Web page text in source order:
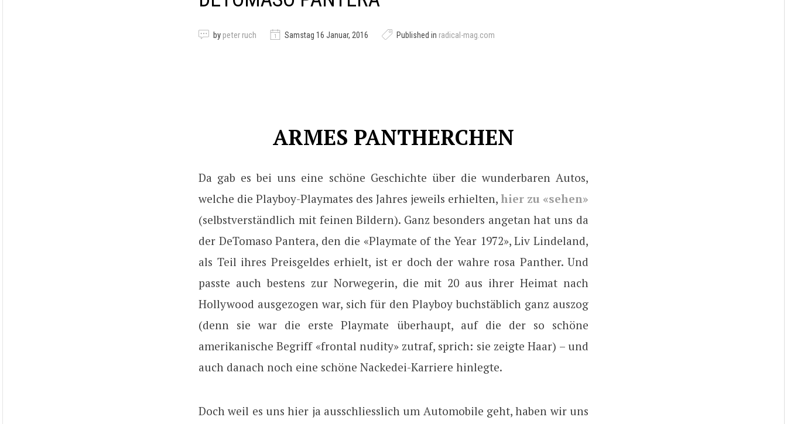
by peter ruch Samstag 16 Januar, 2016 Published in radical-mag.com
ARMES PANTHERCHEN
Da gab es bei uns eine schöne Geschichte über die wunderbaren Autos,
welche die Playboy-Playmates des Jahres jeweils erhielten, hier zu «sehen»
(selbstverständlich mit feinen Bildern). Ganz besonders angetan hat uns da
der DeTomaso Pantera, den die «Playmate of the Year 1972», Liv Lindeland,
als Teil ihres Preisgeldes erhielt, ist er doch der wahre rosa Panther. Und
passte auch bestens zur Norwegerin, die mit 20 aus ihrer Heimat nach
Hollywood ausgezogen war, sich für den Playboy buchstäblich ganz auszog
(denn sie war die erste Playmate überhaupt, auf die der so schöne
amerikanische Begriff «frontal nudity» zutraf, sprich: sie zeigte Haar) – und
auch danach noch eine schöne Nackedei-Karriere hinlegte.
Doch weil es uns hier ja ausschliesslich um Automobile geht, haben wir uns